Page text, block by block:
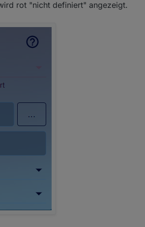
rot "nicht definiert" angezeigt.